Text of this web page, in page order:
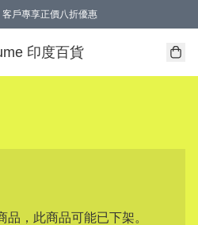
戶專享正價八折優惠
印度百貨
，此商品可能已下架。